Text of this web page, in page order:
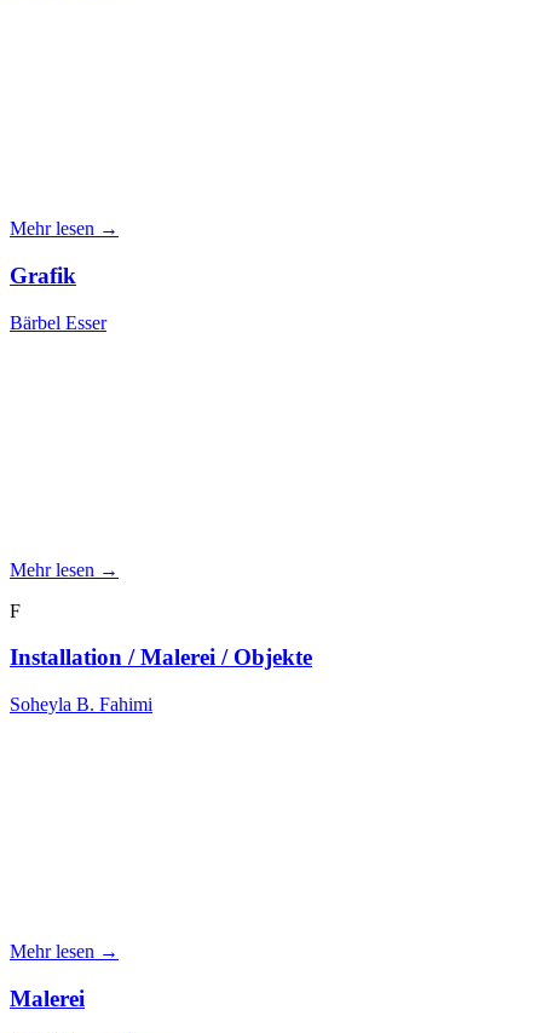
Mehr lesen →
Grafik
Bärbel Esser
Mehr lesen →
F
Installation / Malerei / Objekte
Soheyla B. Fahimi
Mehr lesen →
Malerei